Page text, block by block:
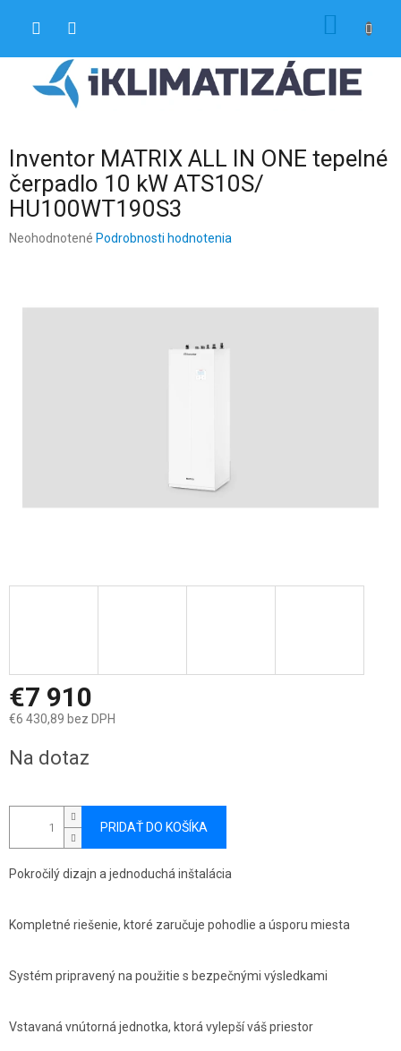
Inventor MATRIX ALL IN ONE tepelné
čerpadlo 10 kW ATS10S/
HU100WT190S3
Priemerné
0,0
Neohodnotené Podrobnosti hodnotenia
€7 910
€6 430,89 bez DPH
cena:
Na dotaz
PRIDAŤ DO KOŠÍKA
Pokročilý dizajn a jednoduchá inštalácia
Kompletné riešenie, ktoré zaručuje pohodlie a úsporu miesta
Systém pripravený na použitie s bezpečnými výsledkami
Vstavaná vnútorná jednotka, ktorá vylepší váš priestor